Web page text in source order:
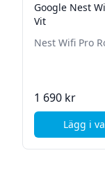
Google Nest
Vit
Nest Wifi Pro
1 690 kr
Lägg i